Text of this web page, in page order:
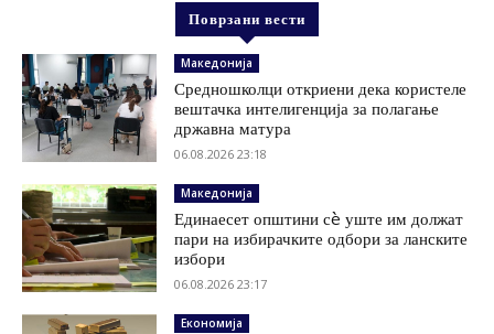
Поврзани вести
Македонија
Средношколци откриени дека користеле
вештачка интелигенција за полагање
државна матура
06.08.2026 23:18
Македонија
Единаесет општини сè уште им должат
пари на избирачките одбори за ланските
избори
06.08.2026 23:17
Економија